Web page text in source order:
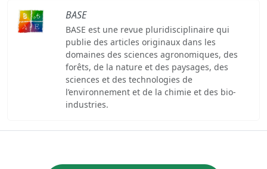
BASE
BASE est une revue pluridisciplinaire qui
publie des articles originaux dans les
domaines des sciences agronomiques, des
forêts, de la nature et des paysages, des
sciences et des technologies de
l’environnement et de la chimie et des bio-
industries.